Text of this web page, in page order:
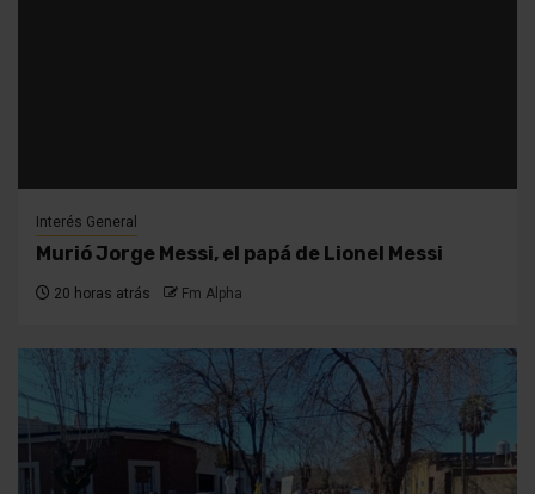
Interés General
Murió Jorge Messi, el papá de Lionel Messi
20 horas atrás Fm Alpha